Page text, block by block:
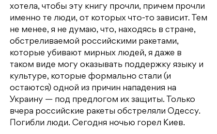
хотела, чтобы эту книгу прочли, причем прочли
именно те люди, от которых что-то зависит. Тем
не менее, я не думаю, что, находясь в стране,
обстреливаемой российскими ракетами,
которые убивают мирных людей, я даже в
таком виде могу оказывать поддержку языку и
культуре, которые формально стали (и
остаются) одной из причин нападения на
Украину — под предлогом их защиты. Только
вчера российские ракеты обстреляли Одессу.
Погибли люди. Сегодня ночью горел Киев.